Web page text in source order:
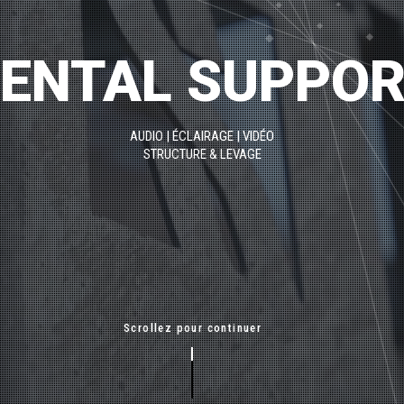
AUDIO | ÉCLAIRAGE | VIDÉO
STRUCTURE & LEVAGE
Scrollez pour continuer